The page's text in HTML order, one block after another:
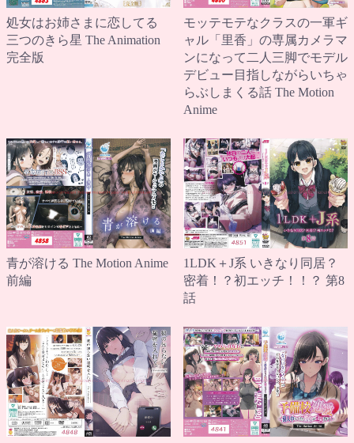
処女はお姉さまに恋してる
三つのきら星 The Animation
完全版
モッテモテなクラスの一軍ギ
ャル「里香」の専属カメラマ
ンになって二人三脚でモデル
デビュー目指しながらいちゃ
らぶしまくる話 The Motion
Anime
青が溶ける The Motion Anime
前編
1LDK＋J系 いきなり同居？
密着！？初エッチ！！？ 第8
話